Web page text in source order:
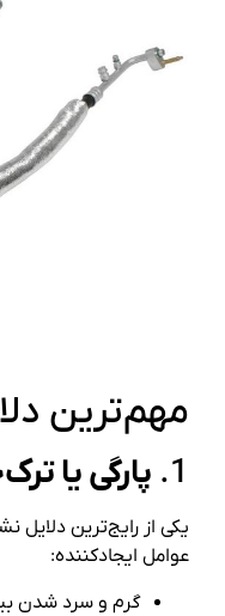
مهم‌ترین
1. پارگی یا
یکی از رایج‌ترین دلایل
عوامل ایجادکننده:
گرم و سرد شدن